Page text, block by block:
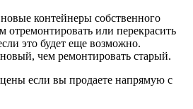
контейнеры собственного
или перекрасить
это будет еще возможно.
чем ремонтировать старый.
если вы продаете напрямую с